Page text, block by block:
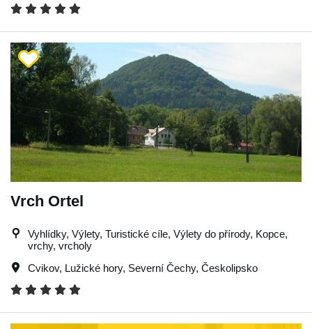
Vrch Ortel
Vyhlídky, Výlety, Turistické cíle, Výlety do přírody, Kopce,
vrchy, vrcholy
Cvikov, Lužické hory, Severní Čechy, Českolipsko